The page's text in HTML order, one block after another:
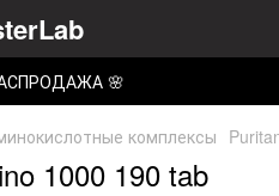
🌸
комплексы
1000 190 tab